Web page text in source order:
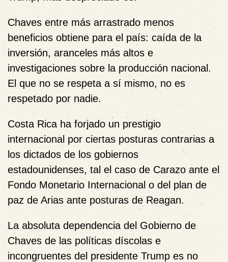
Chaves entre más arrastrado menos
beneficios obtiene para el país: caída de la
inversión, aranceles más altos e
investigaciones sobre la producción nacional.
El que no se respeta a sí mismo, no es
respetado por nadie.
Costa Rica ha forjado un prestigio
internacional por ciertas posturas contrarias a
los dictados de los gobiernos
estadounidenses, tal el caso de Carazo ante el
Fondo Monetario Internacional o del plan de
paz de Arias ante posturas de Reagan.
La absoluta dependencia del Gobierno de
Chaves de las políticas díscolas e
incongruentes del presidente Trump es no